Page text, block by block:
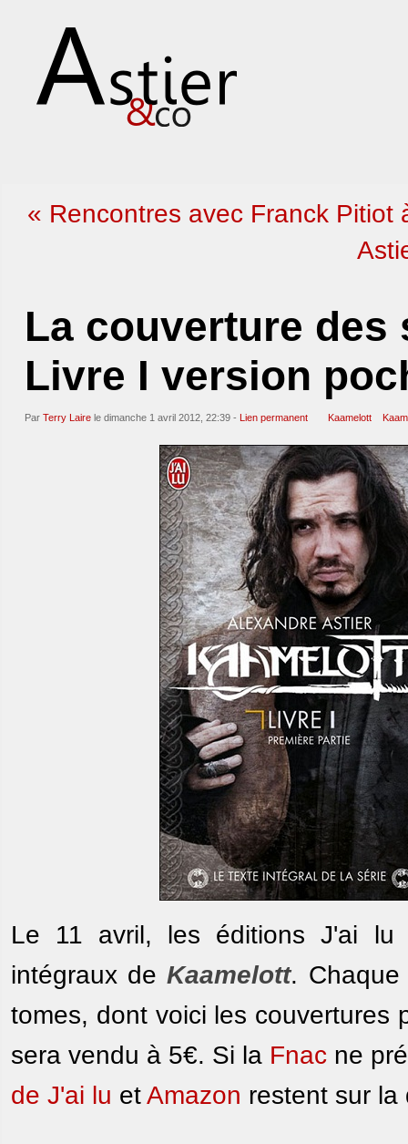
« Rencontres avec Franck Pitiot
La couverture
Livre I version
Par Terry Laire le dimanche 1 avril 2012, 22:39 - Lien permanent Kaamelott
Le 11 avril, les éditions J'ai lu
intégraux deKaamelott.
tomes, dont voici les couvertures
sera vendu à 5€. Si la Fnac ne
de J'ai lu etAmazon restent sur la